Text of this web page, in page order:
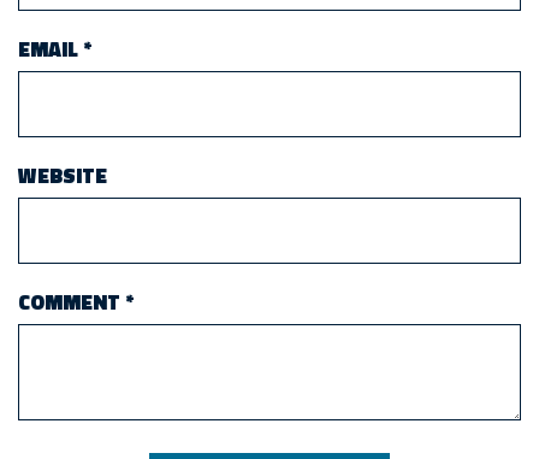
EMAIL*
WEBSITE
COMMENT *